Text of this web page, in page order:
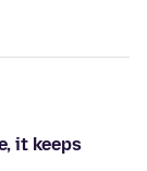
it keeps